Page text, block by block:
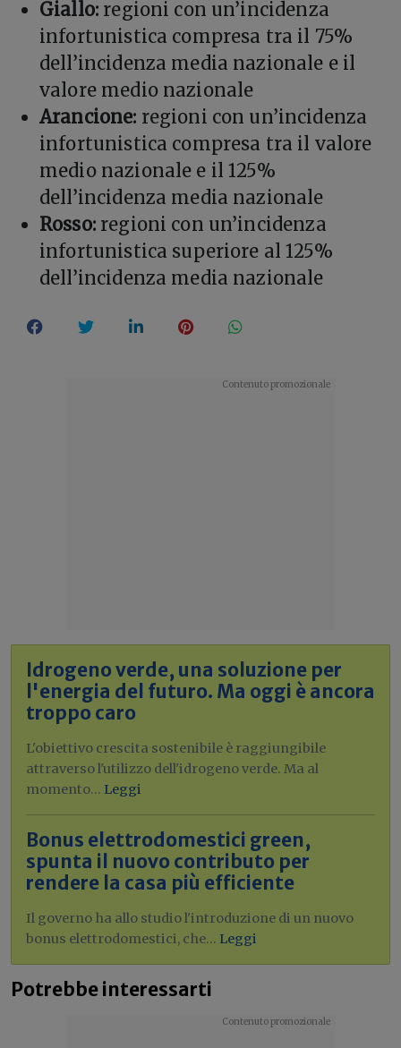
Giallo: regioni con un’incidenza
infortunistica compresa tra il 75%
dell’incidenza media nazionale e il
valore medio nazionale
Arancione: regioni con un’incidenza
infortunistica compresa tra il valore
medio nazionale e il 125%
dell’incidenza media nazionale
Rosso:regioni con un’incidenza
infortunistica superiore al 125%
dell’incidenza media nazionale
Idrogeno verde, una soluzione per
l'energia del futuro. Ma oggi è ancora
troppo caro
L'obiettivo crescita sostenibile è raggiungibile
attraverso l'utilizzo dell'idrogeno verde. Ma al
momento... Leggi
Bonus elettrodomestici green,
spunta il nuovo contributo per
rendere la casa più efficiente
Il governo ha allo studio l'introduzione di un nuovo
bonus elettrodomestici, che... Leggi
Potrebbe interessarti